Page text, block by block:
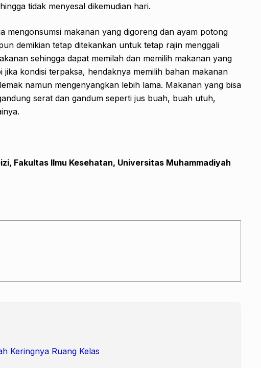
tidak menyesal dikemudian hari.
mengonsumsi makanan yang digoreng dan ayam potong
demikian tetap ditekankan untuk tetap rajin menggali
sehingga dapat memilah dan memilih makanan yang
kondisi terpaksa, hendaknya memilih bahan makanan
namun mengenyangkan lebih lama. Makanan yang bisa
serat dan gandum seperti jus buah, buah utuh,
Fakultas Ilmu Kesehatan, Universitas Muhammadiyah
Keringnya Ruang Kelas